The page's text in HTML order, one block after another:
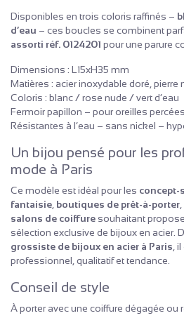
Disponibles en trois coloris raffinés –
d’eau – ces boucles se combinent
assorti réf. 0124201 pour une parure
Dimensions : L15xH35 mm
Matières : acier inoxydable doré, pierre
Coloris : blanc / rose nude / vert d’eau
Fermoir papillon – pour oreilles percées
Résistantes à l’eau – sans nickel –
Un bijou pensé pour les
mode à Paris
Ce modèle est idéal pour les concept-
fantaisie boutiques de prêt-à-porter
salons de coiffure souhaitant
sélection exclusive de bijoux en acier.
grossiste de bijoux en acier à Paris ,
professionnel, qualitatif et tendance.
Conseil de style
À porter avec une coiffure dégagée ou